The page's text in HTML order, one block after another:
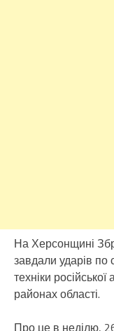
На Херсонщині
завдали ударів по
техніки
районах області.
Про це в неділю,